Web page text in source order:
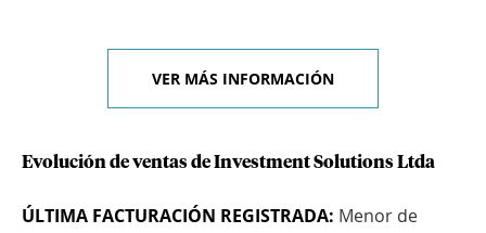
VER MÁS INFORMACIÓN
Evolución de ventas de Investment Solutions Ltda
ÚLTIMA FACTURACIÓN REGISTRADA: Menor de